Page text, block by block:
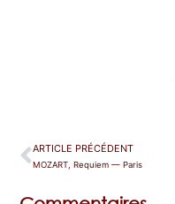
ARTICLE PRÉCÉDENT
MOZART, Requiem — Paris